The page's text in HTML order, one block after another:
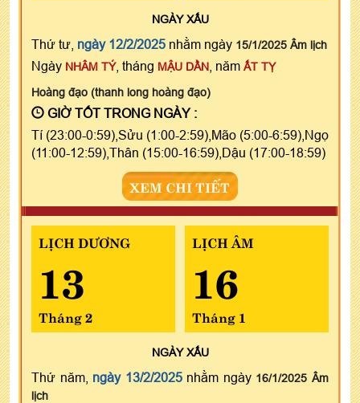
NGÀYXẤU
Thứ tư, ngày 12/2/2025 nhằm ngày 15/1/2025 Âm lịch
Ngày NHÂM TÝ, tháng MẬU DẦN , năm ẤT TỴ
Hoàng đạo (thanh long hoàng đạo)
GIỜ TỐT TRONG NGÀY :
Tí (23:00-0:59),Sửu (1:00-2:59),Mão (5:00-6:59),Ngọ
(11:00-12:59),Thân (15:00-16:59),Dậu (17:00-18:59)
XEM CHI TIẾT
LỊCH DƯƠNG
13
Tháng 2
LỊCH ÂM
16
Tháng 1
NGÀYXẤU
Thứ năm, ngày 13/2/2025nhằm ngày 16/1/2025 Âm
lịch